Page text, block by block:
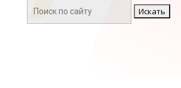
Поиск: